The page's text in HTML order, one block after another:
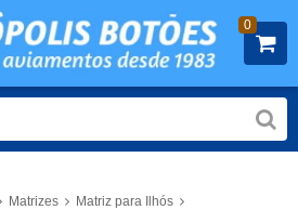
0
Matrizes
Matriz para Ilhós